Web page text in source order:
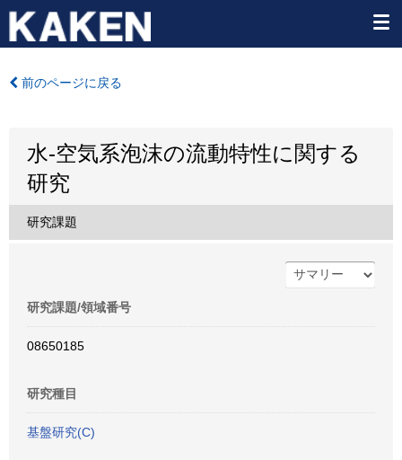
前のページに戻る
水-空気系泡沫の流動特性に関する
研究
研究課題
研究課題/領域番号
08650185
研究種目
基盤研究(C)